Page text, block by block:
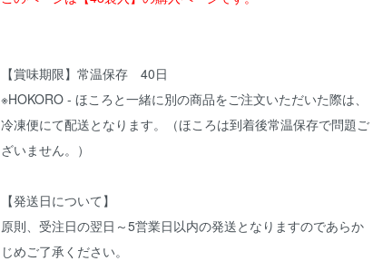
【賞味期限】常温保存 40日
※HOKORO - ほころと一緒に別の商品をご注文いただいた際は、
冷凍便にて配送となります。（ほころは到着後常温保存で問題ご
ざいません。）
【発送日について】
原則、受注日の翌日～5営業日以内の発送となりますのであらか
じめご了承ください。